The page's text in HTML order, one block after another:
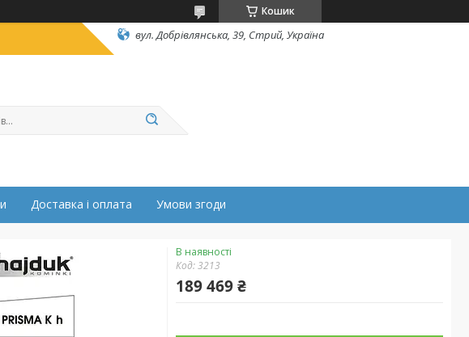
Кошик
вул. Добрівлянська, 39, Стрий, Україна
Доставка і оплата Умови згоди
В наявності
Код:3213
189 469 ₴